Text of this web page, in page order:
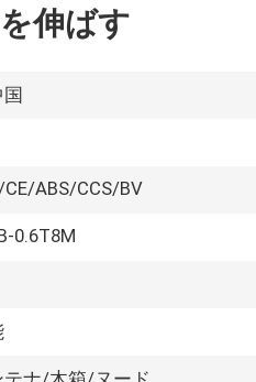
伸ばす
CE/ABS/CCS/BV
0.6T8M